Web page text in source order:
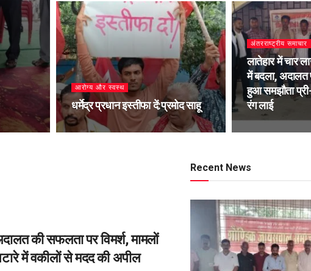
आरोग्य और स्वस्थ
धर्मेद्र प्रधान इस्तीफा दें:प्रमोद साहू
अंतरराष्ट्रीय समाचार
लातेहार में चार
में बदला,
हुआ समझौता
रंग लाई
की सफलता पर विमर्श, मामलों
में वकीलों से मदद की अपील
Recent News